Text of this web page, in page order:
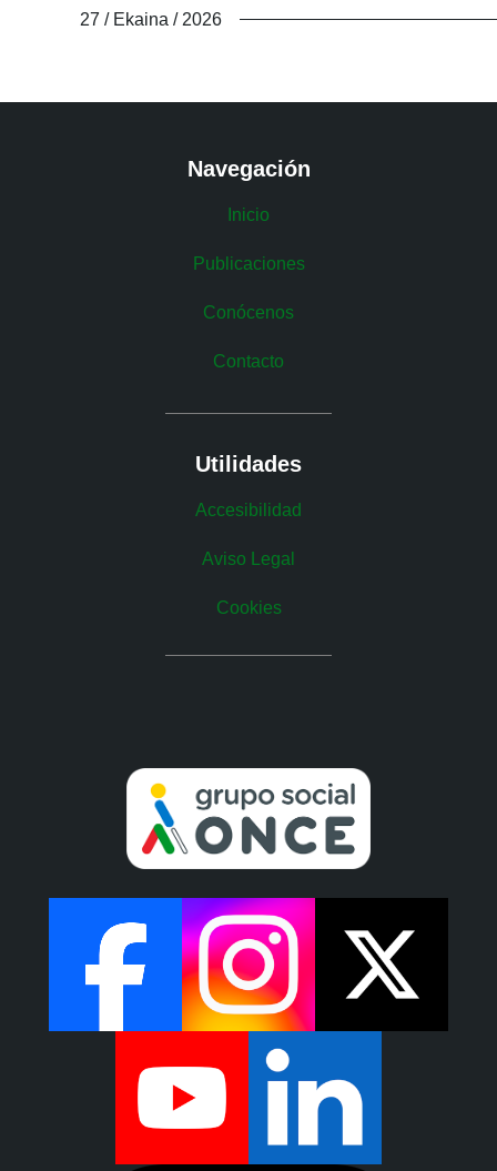
27 / Ekaina / 2026
Navegación
Inicio
Publicaciones
Conócenos
Contacto
Utilidades
Accesibilidad
Aviso Legal
Cookies